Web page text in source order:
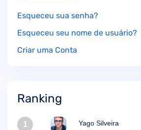
Esqueceu sua senha?
Esqueceu seu nome de usuário?
Criar uma Conta
Ranking
1 Yago Silveira